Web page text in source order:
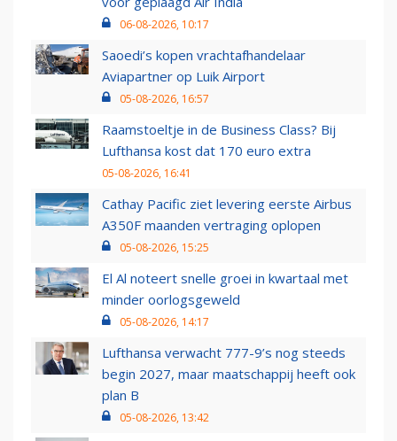
06-08-2026, 10:17
Saoedi’s kopen vrachtafhandelaar
Aviapartner op Luik Airport
05-08-2026, 16:57
Raamstoeltje in de Business Class? Bij
Lufthansa kost dat 170 euro extra
05-08-2026, 16:41
Cathay Pacific ziet levering eerste Airbus
A350F maanden vertraging oplopen
05-08-2026, 15:25
El Al noteert snelle groei in kwartaal met
minder oorlogsgeweld
05-08-2026, 14:17
Lufthansa verwacht 777-9’s nog steeds
begin 2027, maar maatschappij heeft ook
plan B
05-08-2026, 13:42